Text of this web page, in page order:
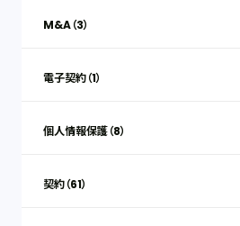
M&A（3）
電子契約（1）
個人情報保護（8）
契約（61）